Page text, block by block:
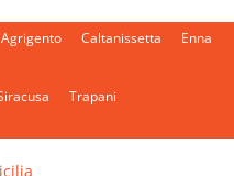
Agrigento Caltanissetta Enna
Trapani